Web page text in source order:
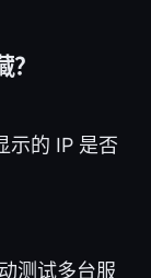
的 IP 是否
测试多台服